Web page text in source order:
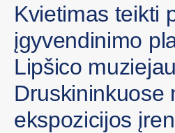
Kvietimas teikti
įgyvendinimo
Lipšico
Druskininkuose
ekspozicijos